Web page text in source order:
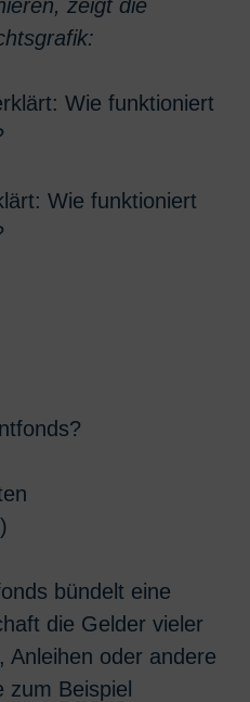
zeigt die
Wie funktioniert
)
bündelt eine
die Gelder vieler
Anleihen oder andere
zum Beispiel